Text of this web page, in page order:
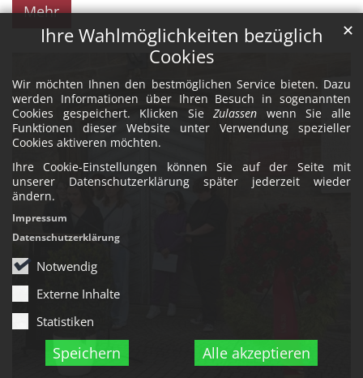
Ihre Wahlmöglichkeiten bezüglich
Cookies
Wir möchten Ihnen den bestmöglichen Service bieten. Dazu
werden Informationen über Ihren Besuch in sogenannten
Cookies gespeichert. Klicken SieZulassen wenn Sie alle
Funktionen dieser Website unter Verwendung spezieller
Cookies aktiveren möchten.
Ihre Cookie-Einstellungen können Sie auf der Seite mit
unserer Datenschutzerklärung später jederzeit wieder
ändern.
Notwendig
Externe Inhalte
Statistiken
Speichern Alle akzeptieren
✕
Impressum
Datenschutzerklärung
Mehr